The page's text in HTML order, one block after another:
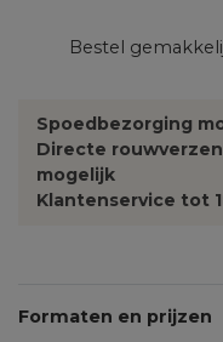
Bestel
Spoedbezorging
Directe
mogelijk
Klantenservice tot
Formaten en prijzen